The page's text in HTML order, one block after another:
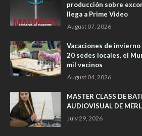
producción sobre
llega a Prime Video
August 07, 2026
Vacaciones de
20 sedes locales, el
mil vecinos
August 04, 2026
MASTER CLASS DE
AUDIOVISUAL DE
July 29, 2026